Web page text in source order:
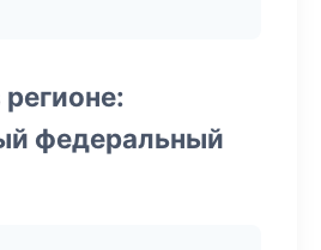
федеральный